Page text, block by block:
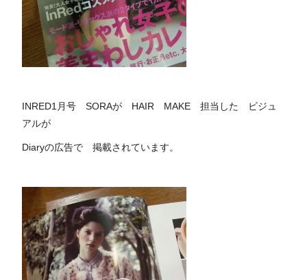
INRED1月号 SORAが HAIR MAKE 担当した ビジュ
アルが
Diaryの広告で 掲載されています。